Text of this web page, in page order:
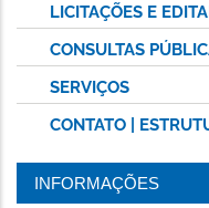
LICITAÇÕES E
CONSULTAS
SERVIÇOS
CONTATO |
INFORMAÇÕES